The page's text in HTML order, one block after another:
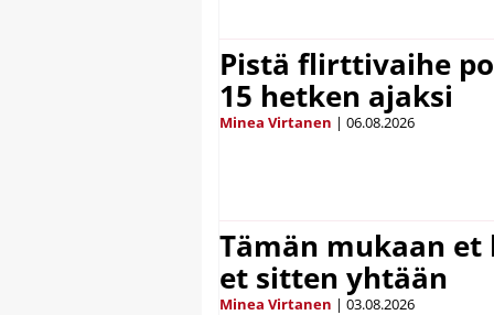
Pistä flirttivaihe
15 hetken ajaksi
Minea Virtanen | 06.08.2026
Tämän mukaan
et sitten yhtään
Minea Virtanen | 03.08.2026